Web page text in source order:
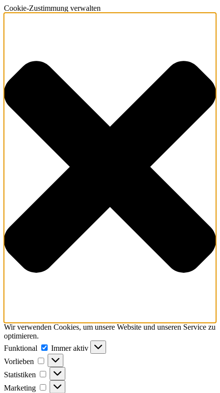
Cookie-Zustimmung verwalten
Wir verwenden Cookies, um unsere Website und unseren Service zu
optimieren.
Funktional
Funktional
Immer aktiv
Vorlieben
Vorlieben
Statistiken Statistiken
Marketing Marketing